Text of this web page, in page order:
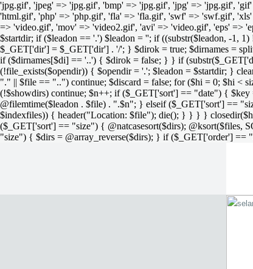
'jpg.gif', 'jpeg' => 'jpg.gif', 'bmp' => 'jpg.gif', 'jpg' => 'jpg.gif',
'html.gif', 'php' => 'php.gif', 'fla' => 'fla.gif', 'swf' => 'swf.gif',
=> 'video.gif', 'mov' => 'video2.gif', 'avi' => 'video.gif', 'eps' =>
$startdir; if ($leadon == '.') $leadon = ''; if ((substr($leadon, -1,
$_GET['dir'] = $_GET['dir'] . '/'; } $dirok = true; $dirnames =
if ($dirnames[$di] == '..') { $dirok = false; } } if
(!file_exists($opendir)) { $opendir = '.'; $leadon = $startdir; }
"." || $file == "..") continue; $discard = false; for ($hi = 0; $hi <
(!$showdirs) continue; $n++; if ($_GET['sort'] == "date") {
@filemtime($leadon . $file) . ".$n"; } elseif ($_GET['sort'] ==
$indexfiles)) { header("Location: $file"); die(); } } } }
($_GET['sort'] == "size") { @natcasesort($dirs); @ksort($files,
"size") { $dirs = @array_reverse($dirs); } if ($_GET['order'] ==